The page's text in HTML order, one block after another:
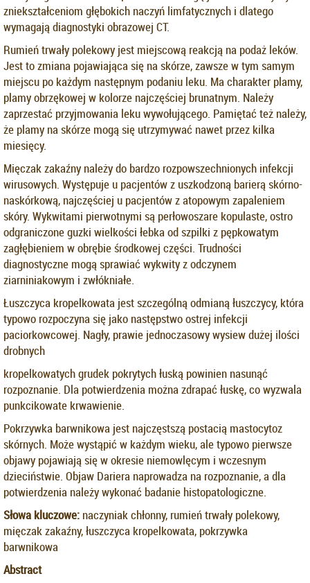
zniekształceniom głębokich naczyń limfatycznych i dlatego
wymagają diagnostyki obrazowej CT.
Rumień trwały polekowy jest miejscową reakcją na podaż leków.
Jest to zmiana pojawiająca się na skórze, zawsze w tym samym
miejscu po każdym następnym podaniu leku. Ma charakter plamy,
plamy obrzękowej w kolorze najczęściej brunatnym. Należy
zaprzestać przyjmowania leku wywołującego. Pamiętać też należy,
że plamy na skórze mogą się utrzymywać nawet przez kilka
miesięcy.
Mięczak zakaźny należy do bardzo rozpowszechnionych infekcji
wirusowych. Występuje u pacjentów z uszkodzoną barierą skórno-
naskórkową, najczęściej u pacjentów z atopowym zapaleniem
skóry. Wykwitami pierwotnymi są perłowoszare kopulaste, ostro
odgraniczone guzki wielkości łebka od szpilki z pępkowatym
zagłębieniem w obrębie środkowej części. Trudności
diagnostyczne mogą sprawiać wykwity z odczynem
ziarniniakowym i zwłókniałe.
Łuszczyca kropelkowata jest szczególną odmianą łuszczycy, która
typowo rozpoczyna się jako następstwo ostrej infekcji
paciorkowcowej. Nagły, prawie jednoczasowy wysiew dużej ilości
drobnych
kropelkowatych grudek pokrytych łuską powinien nasunąć
rozpoznanie. Dla potwierdzenia można zdrapać łuskę, co wyzwala
punkcikowate krwawienie.
Pokrzywka barwnikowa jest najczęstszą postacią mastocytoz
skórnych. Może wystąpić w każdym wieku, ale typowo pierwsze
objawy pojawiają się w okresie niemowlęcym i wczesnym
dzieciństwie. Objaw Dariera naprowadza na rozpoznanie, a dla
potwierdzenia należy wykonać badanie histopatologiczne.
Słowa kluczowe: naczyniak chłonny, rumień trwały polekowy,
mięczak zakaźny, łuszczyca kropelkowata, pokrzywka
barwnikowa
Abstract